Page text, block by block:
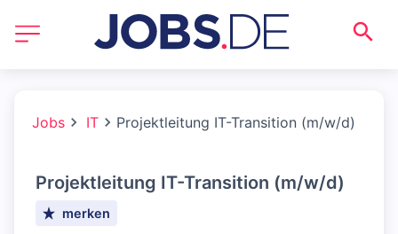
Jobs IT Projektleitung IT-Transition (m/w/d)
Projektleitung IT-Transition (m/w/d)
merken